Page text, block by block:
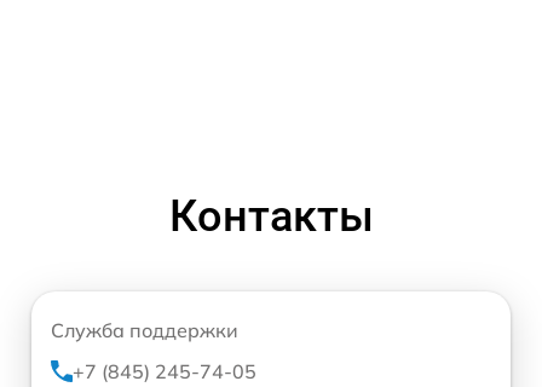
Контакты
Служба поддержки
+7 (845) 245-74-05